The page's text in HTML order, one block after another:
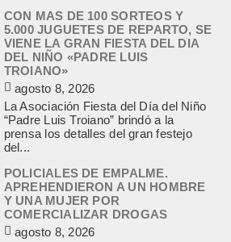
CON MAS DE 100 SORTEOS Y
5.000 JUGUETES DE REPARTO, SE
VIENE LA GRAN FIESTA DEL DIA
DEL NIÑO «PADRE LUIS
TROIANO»
agosto 8, 2026
La Asociación Fiesta del Día del Niño
“Padre Luis Troiano” brindó a la
prensa los detalles del gran festejo
del...
POLICIALES DE EMPALME.
APREHENDIERON A UN HOMBRE
Y UNA MUJER POR
COMERCIALIZAR DROGAS
agosto 8, 2026